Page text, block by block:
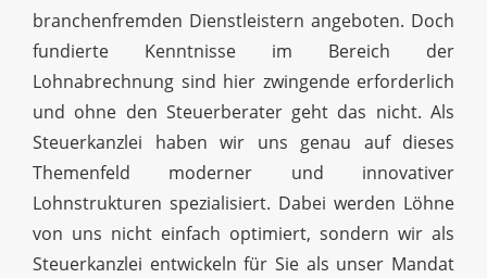
branchenfremden Dienstleistern angeboten. Doch
fundierte Kenntnisse im Bereich der
Lohnabrechnung sind hier zwingende erforderlich
und ohne den Steuerberater geht das nicht. Als
Steuerkanzlei haben wir uns genau auf dieses
Themenfeld moderner und innovativer
Lohnstrukturen spezialisiert. Dabei werden Löhne
von uns nicht einfach optimiert, sondern wir als
Steuerkanzlei entwickeln für Sie als unser Mandat